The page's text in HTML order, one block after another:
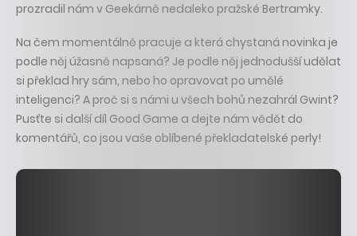
prozradil nám v Geekárně nedaleko pražské Bertramky.
Na čem momentálně pracuje a která chystaná novinka je
podle něj úžasně napsaná? Je podle něj jednodušší udělat
si překlad hry sám, nebo ho opravovat po umělé
inteligenci? A proč si s námi u všech bohů nezahrál Gwint?
Pusťte si další díl Good Game a dejte nám vědět do
komentářů, co jsou vaše oblíbené překladatelské perly!